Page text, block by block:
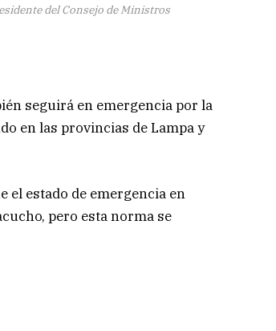
del Consejo de Ministros
seguirá en emergencia por la
en las provincias de Lampa y
el estado de emergencia en
pero esta norma se